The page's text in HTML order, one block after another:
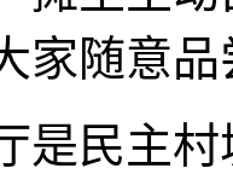
家随意品
民主村